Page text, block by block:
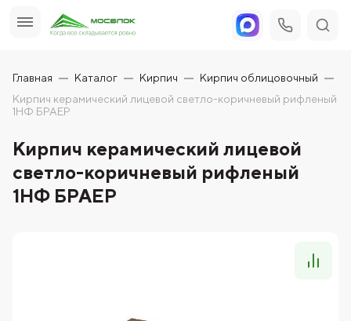
Главная Каталог Кирпич
Кирпич облицовочный
Кирпич керамический лицевой светло-коричневый рифленый
1НФ БРАЕР
Кирпич керамический лицевой
светло-коричневый рифленый
1НФ БРАЕР